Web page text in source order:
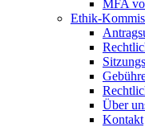
MFA
Ethik-
Über
Kontakt